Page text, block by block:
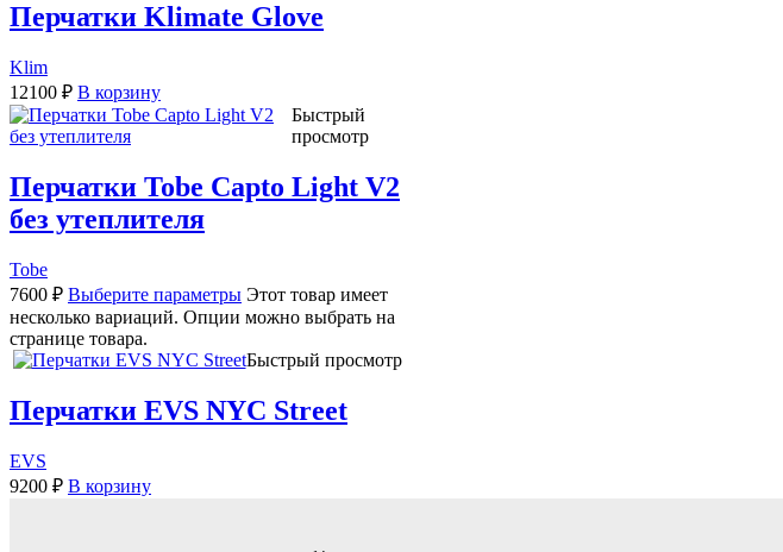
Перчатки Klimate Glove
Klim
12100 ₽ В корзину
Быстрый
просмотр
Перчатки Tobe Capto Light V2
без утеплителя
Tobe
7600 ₽ Выберите параметры Этот товар имеет
несколько вариаций. Опции можно выбрать на
странице товара.
Быстрый просмотр
Перчатки EVS NYC Street
EVS
9200 ₽ В корзину